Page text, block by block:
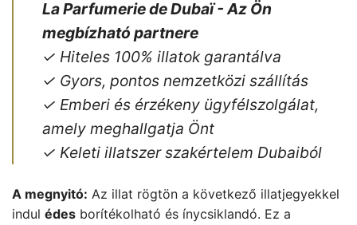
La Parfumerie de Dubaï - Az Ön
megbízható partnere
✓ Hiteles 100% illatok garantálva
✓ Gyors, pontos nemzetközi szállítás
✓ Emberi és érzékeny ügyfélszolgálat,
amely meghallgatja Önt
✓ Keleti illatszer szakértelem Dubaiból
A megnyitó: Az illat rögtön a következő illatjegyekkel
indul édes borítékolható és ínycsiklandó. Ez a